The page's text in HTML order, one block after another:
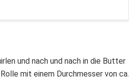
und nach und nach in die Butter
mit einem Durchmesser von ca.